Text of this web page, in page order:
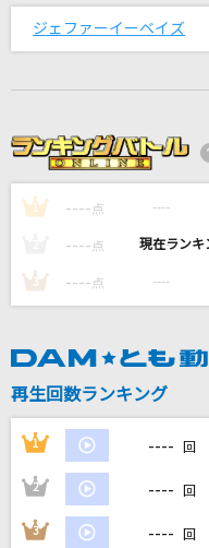
FOLLOW
Kis-My-Ft2
宿命
夢をあきらめないで
岡村孝子
さとうもか
doriko feat.初音ミク
ジャンピン
KARA
SUPERNOVA
KANA-BOON
ジェファーイーベイズ
1 ---- 点 ----
---- 点 ----
3 ---- 点 ----
再生回数ランキング
1 ---- 回
2 ---- 回
3 ---- 回